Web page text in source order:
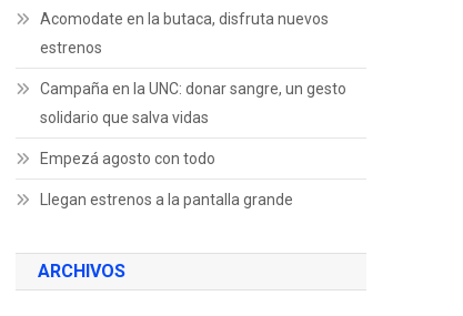
Acomodate en la butaca, disfruta nuevos
estrenos
Campaña en la UNC: donar sangre, un gesto
solidario que salva vidas
Empezá agosto con todo
Llegan estrenos a la pantalla grande
ARCHIVOS